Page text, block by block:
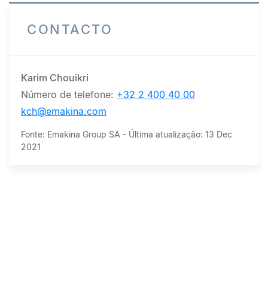
CONTACTO
Karim Chouikri
Número de telefone: +32 2 400 40 00
kch@emakina.com
Fonte: Emakina Group SA - Última atualização: 13 Dec
2021